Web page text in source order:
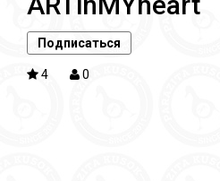
Подписаться
4 0